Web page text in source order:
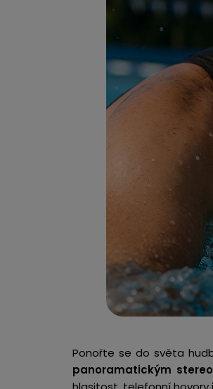
Ponořte se do světa
panoramatickým